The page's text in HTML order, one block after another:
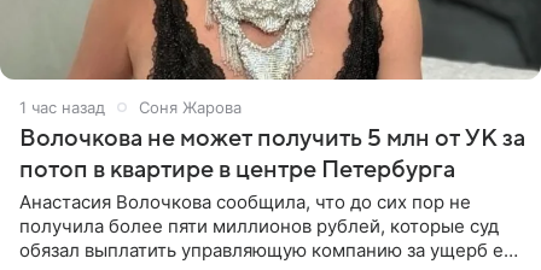
1 час назад Соня Жарова
Волочкова не может получить 5 млн от УК за
потоп в квартире в центре Петербурга
Анастасия Волочкова сообщила, что до сих пор не
получила более пяти миллионов рублей, которые суд
обязал выплатить управляющую компанию за ущерб ее